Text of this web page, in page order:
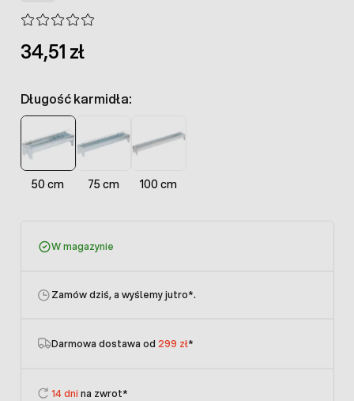
34,51 zł
Długość karmidła:
50 cm 75 cm 100 cm
W magazynie
Zamów dziś, a wyślemy jutro*.
Darmowa dostawa od 299 zł*
14 dni na zwrot*